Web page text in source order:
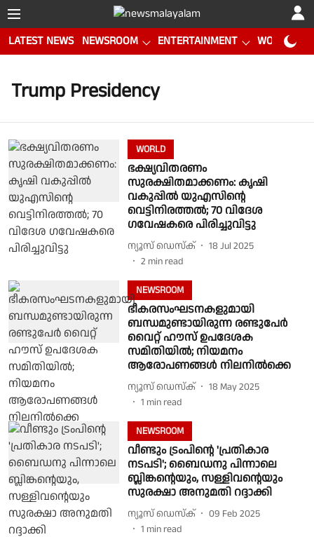
LATEST NEWS NEWSROOM ENTERTAINMENT WORLD CUP
Trump Presidency
WORLD
ഭക്ഷ്യവിതരണം
സുരക്ഷിതമാക്കണം: കൃഷി
വകുപ്പില്‍ യുഎസിന്റെ
വെട്ടിനിരത്തല്‍; 70 വിദേശ
ഗവേഷകരെ പിരിച്ചുവിട്ടു
ന്യൂസ് ഡെസ്ക്
18 Jul 2025
2 min read
NEWSROOM
ഭീകരസംഘടനകളുമായി
ബന്ധമുണ്ടായിരുന്ന രണ്ടുപേര്‍
വൈറ്റ് ഹൗസ് ഉപദേശക
സമിതിയില്‍; നിയമനം
ആരോപണങ്ങള്‍ നിലനില്‍ക്കെ
ന്യൂസ് ഡെസ്ക്
18 May 2025
1 min read
NEWSROOM
വീണ്ടും ട്രംപിന്റെ 'പ്രതികാര
നടപടി'; ബൈഡനു പിന്നാലെ
ബ്ലിങ്കന്റെയും, സള്ളിവന്റെയും
സുരക്ഷാ അനുമതി റദ്ദാക്കി
ന്യൂസ് ഡെസ്ക്
09 Feb 2025
1 min read